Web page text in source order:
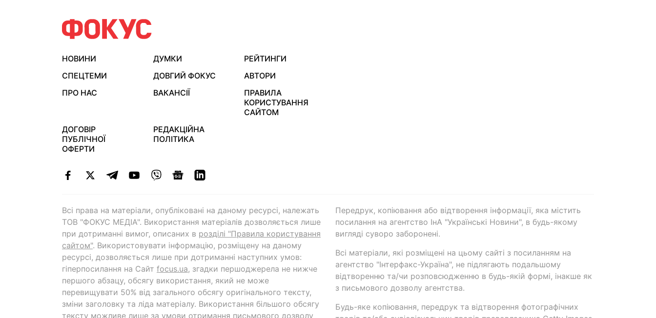
НОВИНИ ДУМКИ
РЕЙТИНГИ
СПЕЦТЕМИ
ДОВГИЙ ФОКУС
АВТОРИ
ПРО НАС
ВАКАНСІЇ
ПРАВИЛА
КОРИСТУВАННЯ
САЙТОМ
ДОГОВІР
ПУБЛІЧНОЇ
ОФЕРТИ
РЕДАКЦІЙНА
ПОЛІТИКА
Всі права на матеріали, опубліковані на даному ресурсі, належать
ТОВ "ФОКУС МЕДІА". Використання матеріалів дозволяється лише
при дотриманні вимог, описаних в розділі "Правила користування
сайтом". Використовувати інформацію, розміщену на даному
ресурсі, дозволяється лише при дотриманні наступних умов:
гіперпосилання на Cайт focus.ua, згадки першоджерела не нижче
першого абзацу, обсягу використання, який не може
перевищувати 50% від загального обсягу оригінального тексту,
зміни заголовку та ліда матеріалу. Використання більшого обсягу
тексту можливе лише за умови отримання письмового дозволу
Передрук, копіювання або відтворення інформації, яка містить
посилання на агентство ІнА "Українські Новини", в будь-якому
вигляді суворо заборонені.
Всі матеріали, які розміщені на цьому сайті з посиланням на
агентство "Інтерфакс-Україна", не підлягають подальшому
відтворенню та/чи розповсюдженню в будь-якій формі, інакше як
з письмового дозволу агентства.
Будь-яке копіювання, передрук та відтворення фотографічних